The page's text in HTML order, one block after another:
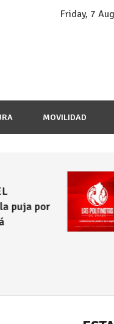
Friday, 7
MOVILIDAD
puja por